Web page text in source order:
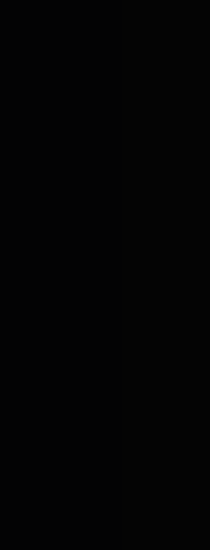
Personalizacion